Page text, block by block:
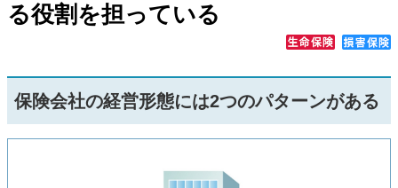
る役割を担っている
保険会社の経営形態には2つのパターンがある